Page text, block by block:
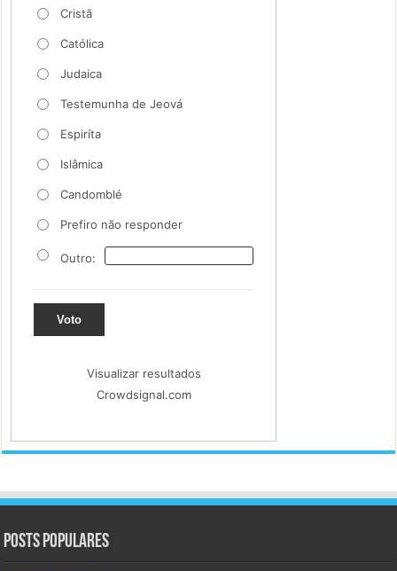
Cristã
Católica
Judaica
Testemunha de Jeová
Espiríta
Islâmica
Candomblé
Prefiro não responder
Outro:
Voto
Visualizar resultados
Crowdsignal.com
Posts populares